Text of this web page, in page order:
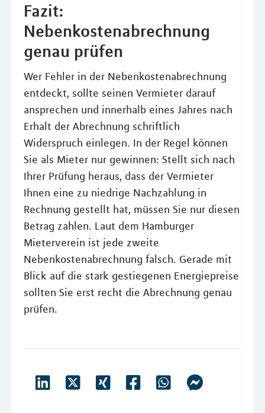
Fazit:
Nebenkostenabrechnung
genau prüfen
Wer Fehler in der Nebenkostenabrechnung
entdeckt, sollte seinen Vermieter darauf
ansprechen und innerhalb eines Jahres nach
Erhalt der Abrechnung schriftlich
Widerspruch einlegen. In der Regel können
Sie als Mieter nur gewinnen: Stellt sich nach
Ihrer Prüfung heraus, dass der Vermieter
Ihnen eine zu niedrige Nachzahlung in
Rechnung gestellt hat, müssen Sie nur diesen
Betrag zahlen. Laut dem Hamburger
Mieterverein ist jede zweite
Nebenkostenabrechnung falsch. Gerade mit
Blick auf die stark gestiegenen Energiepreise
sollten Sie erst recht die Abrechnung genau
prüfen.